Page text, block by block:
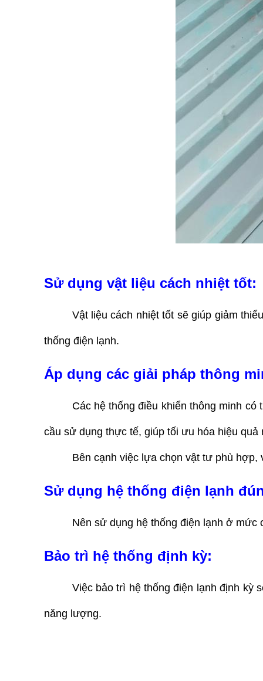
Sử dụng vật liệu cách nhiệt tốt:
Vật liệu cách nhiệt tốt sẽ giúp giảm
thống điện lạnh.
Áp dụng các giải pháp thông
Các hệ thống điều khiển thông minh
cầu sử dụng thực tế, giúp tối ưu hóa hiệu quả
Bên cạnh việc lựa chọn vật tư phù hợp,
Sử dụng hệ thống điện lạnh
Nên sử dụng hệ thống điện lạnh ở mức
Bảo trì hệ thống định kỳ:
Việc bảo trì hệ thống điện lạnh định kỳ
năng lượng.